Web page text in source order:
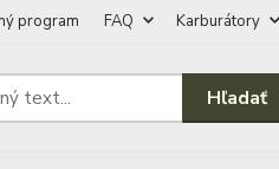
program FAQ Karburátory
Hľadať